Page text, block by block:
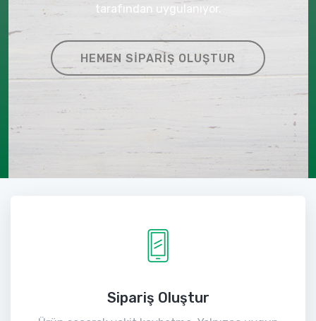
tarafından uygulanıyor.
HEMEN SIPARIŞ OLUŞTUR
Sipariş Oluştur